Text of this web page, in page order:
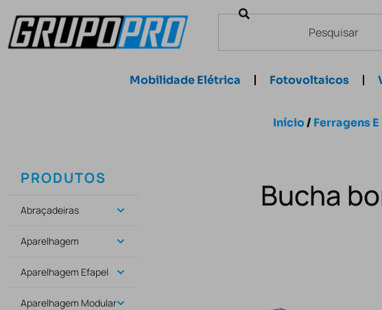
Mobilidade Elétrica Fotovoltaicos
Início/ Ferragens
PRODUTOS
Abraçadeiras
Aparelhagem
Aparelhagem Efapel
Aparelhagem Modular
Bucha